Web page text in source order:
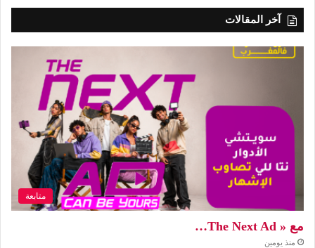
آخر المقالات
متابعة
مع « The Next Ad…
منذ يومين